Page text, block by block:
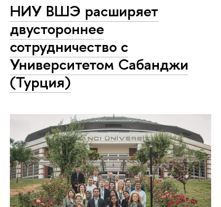
НИУ ВШЭ расширяет
двустороннее
сотрудничество с
Университетом Сабанджи
(Турция)